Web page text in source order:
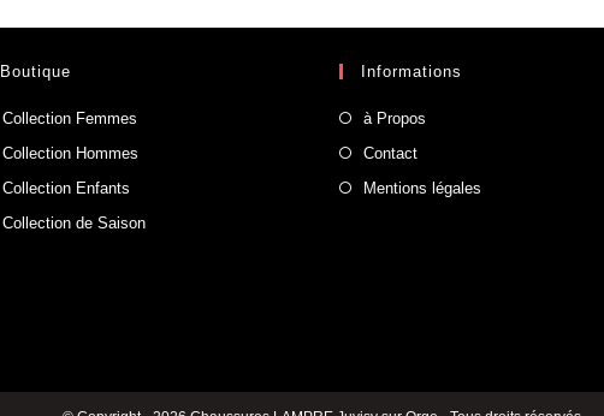
Boutique
Collection Femmes
Collection Hommes
Collection Enfants
Collection de Saison
Informations
à Propos
Contact
Mentions légales